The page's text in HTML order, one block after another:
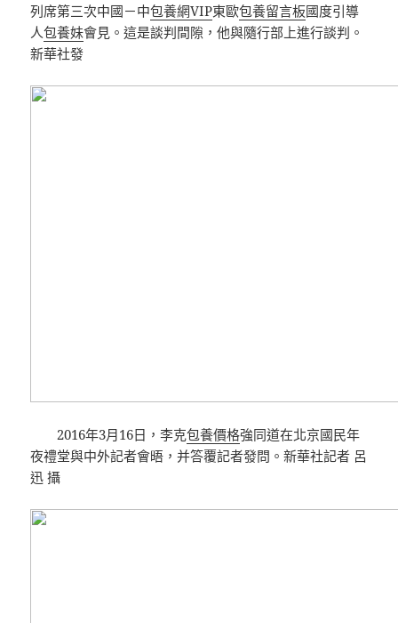
列席第三次中國－中包養網VIP東歐包養留言板國度引導
人包養妹會見。這是談判間隙，他與隨行部上進行談判。
新華社發
2016年3月16日，李克包養價格強同道在北京國民年
夜禮堂與中外記者會晤，并答覆記者發問。新華社記者 呂
迅 攝